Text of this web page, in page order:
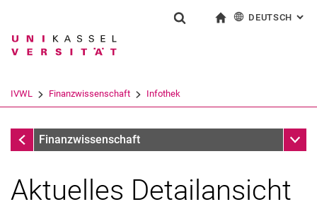
Springe direkt zu: Inhalt
Springe direkt zu: Suche
Springe direkt zu:
Suchbegriff
Suchen (öffnet externen Link in einem
DEUTSCH :
IVWL Finanzwissenschaft Infothek
InfothekFinanzwissenschaft
Aktuelles Detailansicht